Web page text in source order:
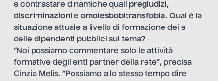
e contrastare dinamiche quali pregiudizi,
discriminazioni e omolesbobitransfobia. Qual è la
situazione attuale a livello di formazione dei e
delle dipendenti pubblici sul tema?
“Noi possiamo commentare solo le attività
formative degli enti partner della rete”, precisa
Cinzia Melis. “Possiamo allo stesso tempo dire